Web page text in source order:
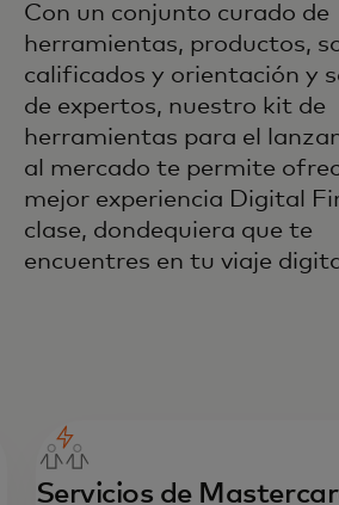
Con un conjunto curado de
herramientas, productos,
calificados y orientación y
de expertos, nuestro kit de
herramientas para el
al mercado te permite
mejor experiencia Digital
clase, dondequiera que te
encuentres en tu viaje
Servicios de